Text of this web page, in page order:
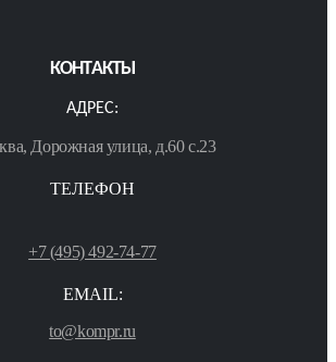
КОНТАКТЫ
АДРЕС:
Дорожная улица, д.60 с.23
ТЕЛЕФОН
+7 (495) 492-74-77
EMAIL:
to@kompr.ru